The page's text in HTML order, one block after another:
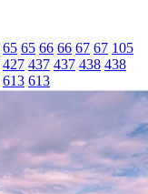
65 65 66 66 67 67 105
427 437 437 438 438
613 613